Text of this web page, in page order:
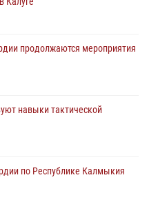
продолжаются мероприятия
навыки тактической
по Республике Калмыкия